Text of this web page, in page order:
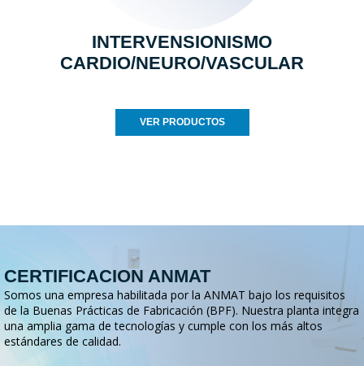
INTERVENSIONISMO
CARDIO/NEURO/VASCULAR
VER PRODUCTOS
CERTIFICACION ANMAT
Somos una empresa habilitada por la ANMAT bajo los requisitos
de la Buenas Prácticas de Fabricación (BPF). Nuestra planta integra
una amplia gama de tecnologías y cumple con los más altos
estándares de calidad.